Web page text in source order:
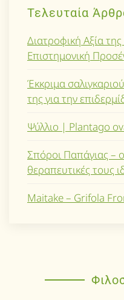
Τελευταία
Διατροφική Αξία
Επιστημονική
Έκκριμα
της για την
Ψύλλιο | Plantago
Σπόροι Παπάγιας –
θεραπευτικές τους
Maitake – Grifola